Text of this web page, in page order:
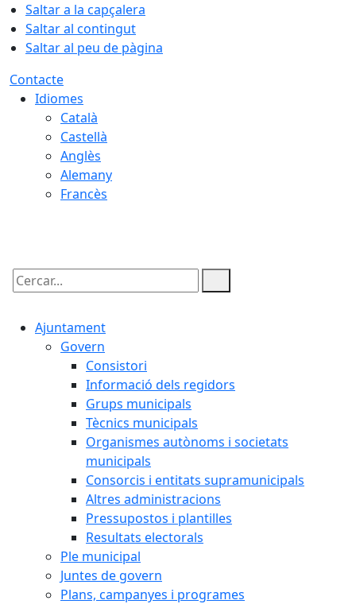
Saltar a la capçalera
Saltar al contingut
Saltar al peu de pàgina
Contacte
Idiomes
Català
Castellà
Anglès
Alemany
Francès
Cercar:
Ajuntament
Govern
Consistori
Informació dels regidors
Grups municipals
Tècnics municipals
Organismes autònoms i societats
municipals
Consorcis i entitats supramunicipals
Altres administracions
Pressupostos i plantilles
Resultats electorals
Ple municipal
Juntes de govern
Plans, campanyes i programes